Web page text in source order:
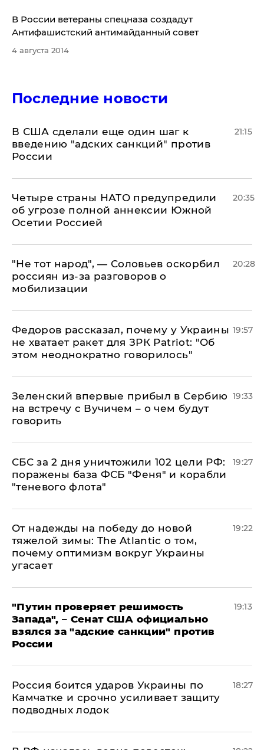
​В России ветераны спецназа создадут
Антифашистский антимайданный совет
4 августа 2014
Последние новости
В США сделали еще один шаг к
введению "адских санкций" против
России
21:15
Четыре страны НАТО предупредили
об угрозе полной аннексии Южной
Осетии Россией
20:35
​"Не тот народ", — Соловьев оскорбил
россиян из-за разговоров о
мобилизации
20:28
Федоров рассказал, почему у Украины
не хватает ракет для ЗРК Patriot: "Об
этом неоднократно говорилось"
19:57
Зеленский впервые прибыл в Сербию
на встречу с Вучичем – о чем будут
говорить
19:33
СБС за 2 дня уничтожили 102 цели РФ:
поражены база ФСБ "Феня" и корабли
"теневого флота"
19:27
От надежды на победу до новой
тяжелой зимы: The Atlantic о том,
почему оптимизм вокруг Украины
угасает
19:22
"Путин проверяет решимость
Запада", – Сенат США официально
взялся за "адские санкции" против
России
19:13
Россия боится ударов Украины по
Камчатке и срочно усиливает защиту
подводных лодок
18:27